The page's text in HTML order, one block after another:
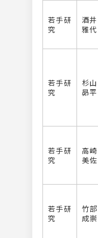
若手研
究
酒井
雅代
若手研
究
杉山
昴平
若手研
究
高崎
美佐
若手研
究
竹部
成崇